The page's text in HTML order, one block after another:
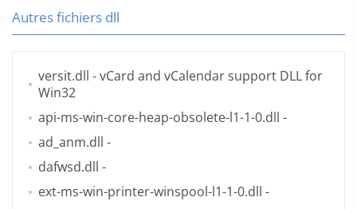
Autres fichiers dll
versit.dll - vCard and vCalendar support DLL for
Win32
api-ms-win-core-heap-obsolete-l1-1-0.dll -
ad_anm.dll -
dafwsd.dll -
ext-ms-win-printer-winspool-l1-1-0.dll -